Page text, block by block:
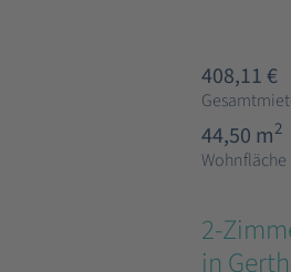
408,11 €
44,50 m2
Wohnfläche
2-
in